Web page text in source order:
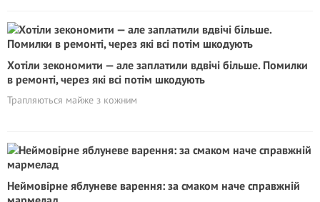
Хотіли зекономити — але заплатили вдвічі більше. Помилки
в ремонті, через які всі потім шкодують
Трапляються майже з кожним
Неймовірне яблуневе варення: за смаком наче справжній